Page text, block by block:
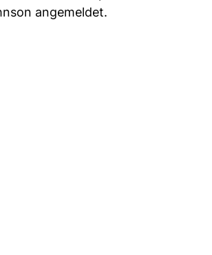
angemeldet.